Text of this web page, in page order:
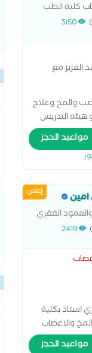
كلية الطب
المخ
الجيزة
والأعصاب
3150
العزيز مع
والمخ وعلاج
هيئه التدريس
الدوليه
بكلية طب
مدرس مساعد
على ماجستير
المخ والأعصاب
خبرة متقدمة
باستخدام
الصوتية
مواعيد الحجز
إعلان
الفقري
المنصورة
(روما-
2419
استاذ بكلية
والاعصاب
ايطاليا)
مواعيد الحجز